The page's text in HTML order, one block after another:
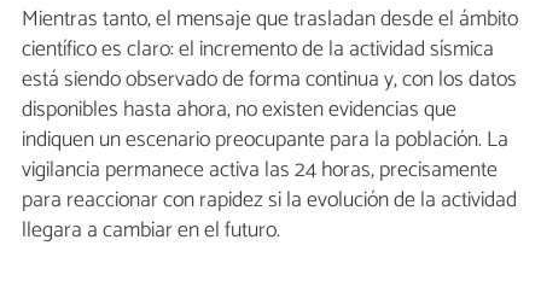
Mientras tanto, el mensaje que trasladan desde el ámbito
científico es claro: el incremento de la actividad sísmica
está siendo observado de forma continua y, con los datos
disponibles hasta ahora, no existen evidencias que
indiquen un escenario preocupante para la población. La
vigilancia permanece activa las 24 horas, precisamente
para reaccionar con rapidez si la evolución de la actividad
llegara a cambiar en el futuro.